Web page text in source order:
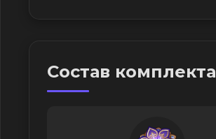
Состав комплекта